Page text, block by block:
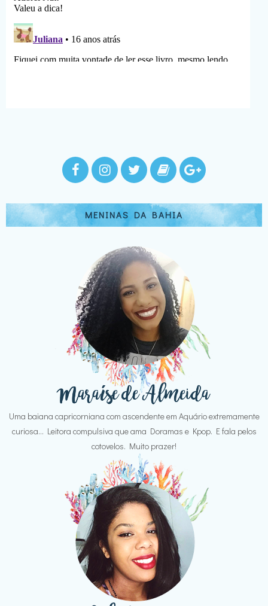
MENINAS DA BAHIA
Uma baiana capricorniana com ascendente em Aquário extremamente
curiosa... Leitora compulsiva que ama Doramas e Kpop. E fala pelos
cotovelos. Muito prazer!